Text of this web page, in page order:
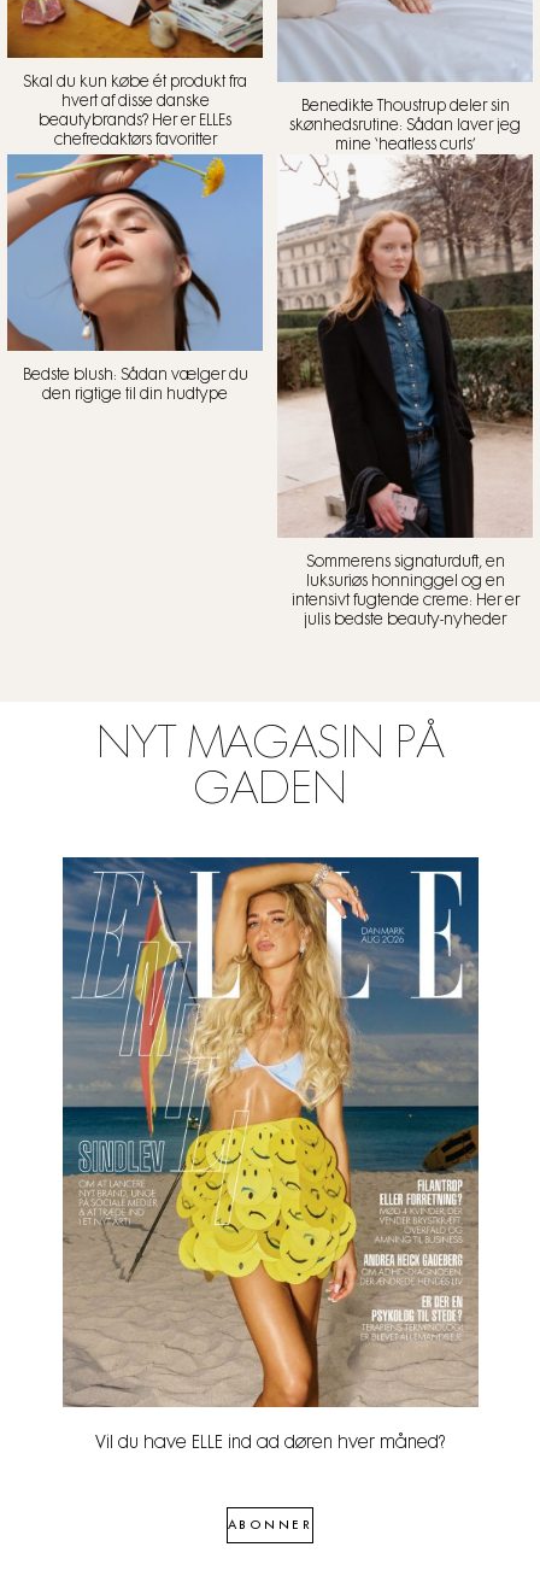
Skal du kun købe ét produkt fra
hvert af disse danske
beautybrands? Her er ELLEs
chefredaktørs favoritter
Benedikte Thoustrup deler sin
skønhedsrutine: Sådan laver jeg
mine ‘heatless curls’
Bedste blush: Sådan vælger du
den rigtige til din hudtype
Sommerens signaturduft, en
luksuriøs honninggel og en
intensivt fugtende creme: Her er
julis bedste beauty-nyheder
NYT MAGASIN PÅ
GADEN
Vil du have ELLE ind ad døren hver måned?
ABONNER